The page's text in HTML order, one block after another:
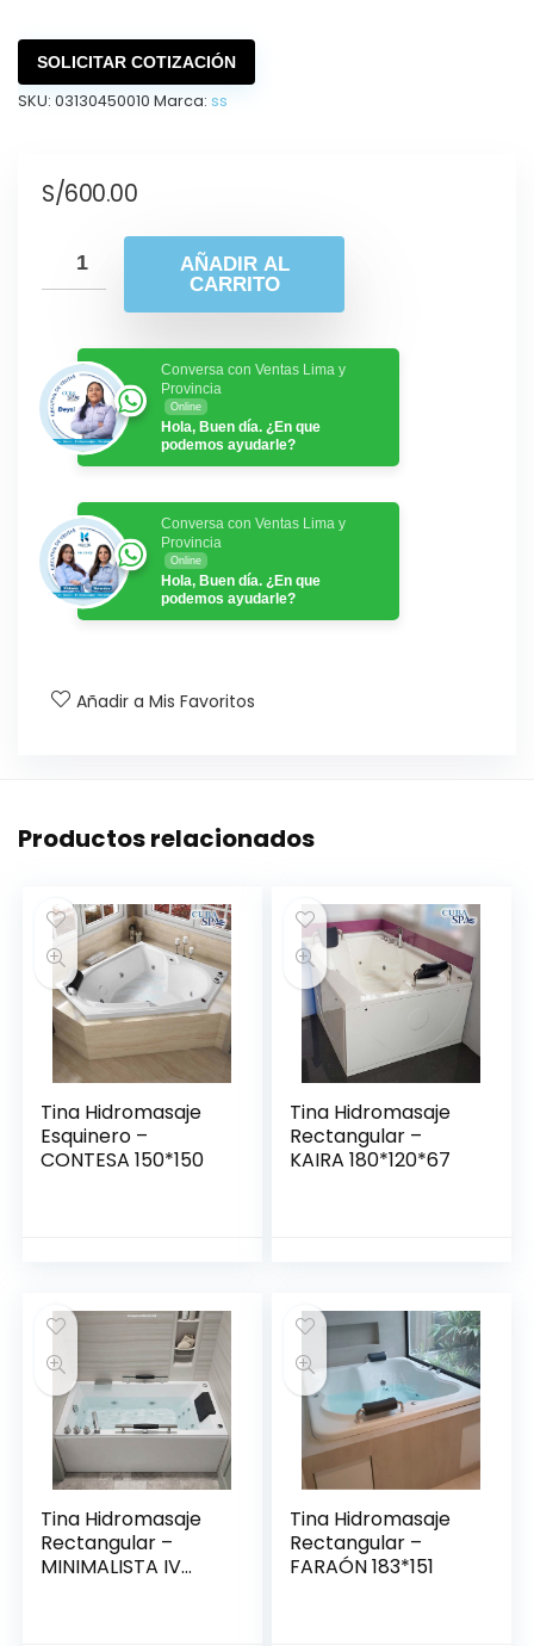
SOLICITAR COTIZACIÓN
SKU: 03130450010 Marca: ss
S/600.00
AÑADIR AL
CARRITO
Conversa con Ventas Lima y
Provincia
Online
Hola, Buen día. ¿En que
podemos ayudarle?
Conversa con Ventas Lima y
Provincia
Online
Hola, Buen día. ¿En que
podemos ayudarle?
Añadir a Mis Favoritos
Productos relacionados
Tina Hidromasaje
Esquinero –
CONTESA 150*150
Tina Hidromasaje
Rectangular –
KAIRA 180*120*67
Tina Hidromasaje
Rectangular –
MINIMALISTA IV
Tina Hidromasaje
Rectangular –
FARAÓN 183*151